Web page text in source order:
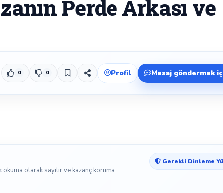
Perde Arkası ve
Beğen
0 Beğenmeme
0 Yer İmiPaylaş Profil Mesaj göndermek
olarak sayılır ve kazanç koruma
Gerekli Dinleme